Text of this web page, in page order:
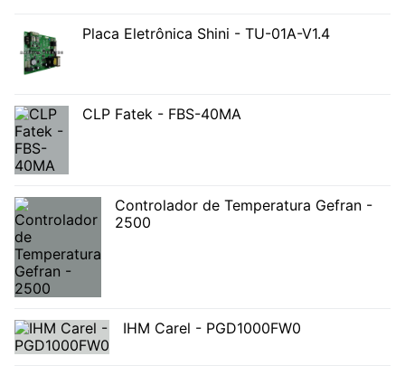
Placa Eletrônica Shini - TU-01A-V1.4
CLP Fatek - FBS-40MA
Controlador de Temperatura Gefran -
2500
IHM Carel - PGD1000FW0